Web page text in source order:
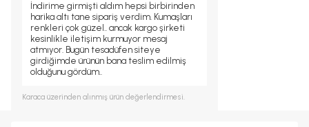
İndirime girmişti aldım hepsi birbirinden
harika altı tane sipariş verdim. Kumaşları
renkleri çok güzel.. ancak kargo şirketi
kesinlikle iletişim kurmuyor mesaj
atmıyor. Bugün tesadüfen siteye
girdiğimde ürünün bana teslim edilmiş
olduğunu gördüm..
Karaca üzerinden alınmış ürün değerlendirmesi.